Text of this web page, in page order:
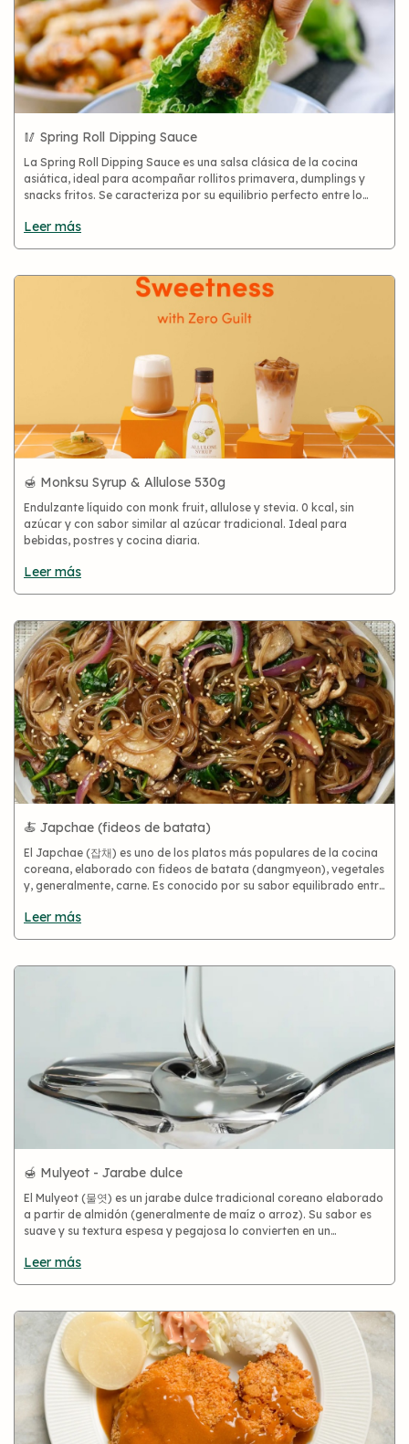
🥢 Spring Roll Dipping Sauce
La Spring Roll Dipping Sauce es una salsa clásica de la cocina
asiática, ideal para acompañar rollitos primavera, dumplings y
snacks fritos. Se caracteriza por su equilibrio perfecto entre lo
Leer más
🍯 Monksu Syrup & Allulose 530g
Endulzante líquido con monk fruit, allulose y stevia. 0 kcal, sin
azúcar y con sabor similar al azúcar tradicional. Ideal para
bebidas, postres y cocina diaria.
Leer más
🍝 Japchae (fideos de batata)
El Japchae (잡채) es uno de los platos más populares de la cocina
coreana, elaborado con fideos de batata (dangmyeon), vegetales
y, generalmente, carne. Es conocido por su sabor equilibrado entre
Leer más
🍯 Mulyeot - Jarabe dulce
El Mulyeot (물엿) es un jarabe dulce tradicional coreano elaborado
a partir de almidón (generalmente de maíz o arroz). Su sabor es
suave y su textura espesa y pegajosa lo convierten en un
Leer más